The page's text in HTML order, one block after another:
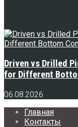
Driven vs Drilled
for Different
06.08.2026
Главная
Контакты